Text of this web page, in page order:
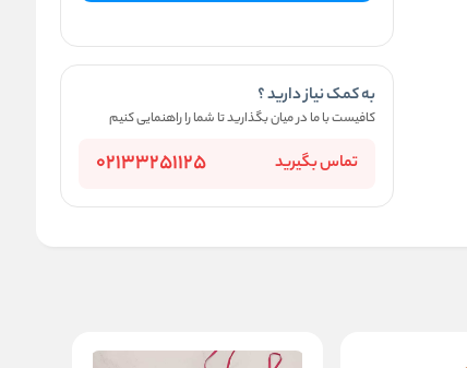
به کمک نیاز دارید ؟
کافیست با ما در میان بگذارید تا شما را راهنمایی کنیم
تماس بگیرید 02133251125